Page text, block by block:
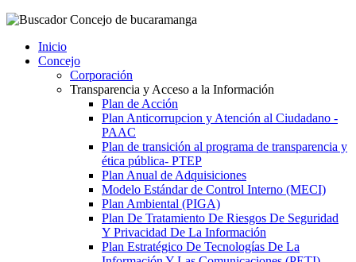
Inicio
Concejo
Corporación
Transparencia y Acceso a la Información
Plan de Acción
Plan Anticorrupcion y Atención al Ciudadano -
PAAC
Plan de transición al programa de transparencia y
ética pública- РТЕР
Plan Anual de Adquisiciones
Modelo Estándar de Control Interno (MECI)
Plan Ambiental (PIGA)
Plan De Tratamiento De Riesgos De Seguridad
Y Privacidad De La Información
Plan Estratégico De Tecnologías De La